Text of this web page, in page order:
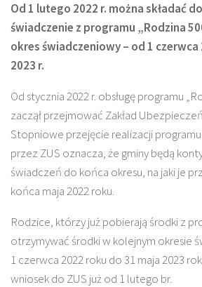
Od 1 lutego 2022 r. można składać
świadczenie z programu „Rodzina
okres świadczeniowy – od 1 czerwca
2023 r.
Od stycznia 2022 r. obsługę programu
zaczął przejmować Zakład
Stopniowe przejęcie realizacji programu
przez ZUS oznacza, że gminy będą
świadczeń do końca okresu, na jaki je
końca maja 2022 roku.
Rodzice, którzy już pobierają środki z
otrzymywać środki w kolejnym okresie
1 czerwca 2022 roku do 31 maja 2023
wniosek do ZUS już od 1 lutego br.